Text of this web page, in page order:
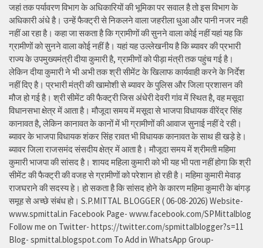
जहां तक पर्यावरण विभाग के अधिकारियों की भूमिका पर सवाल है तो इस विभाग के
अधिकारी अंधे है। उन्हें फैक्ट्री से निकलने वाला जहरीला धुआ और पानी नजर नही
नहीं आ रहा है। कहा जा सकता है कि ग्रामीणों की सुनने वाला कोई नहीं यहां यह कि
ग्रामीणों को सुनने वाला कोई नहीं है। यहां यह उल्लेखनीय है कि ब्यावर की प्रभारी
राज्य के उपमुख्यमंत्री दीया कुमारी है, ग्रामीणों को पीड़ा मंत्री तक पहुंच गई है।
लेकिन दीया कुमारी ने भी अभी तक श्री सीमेंट के खिलाफ कार्यवाही करने के निर्देश
नहीं दिए है। प्रभारी मंत्री की खामोशी से ब्यावर के पुलिस और जिला प्रशासन की
मौज हो गई है। श्री सीमेंट की फैक्ट्री जिस अंधेरी देवरी गांव में स्थित है, वह मसूदा
विधानसभा क्षेत्र में आता है। मौजूदा समय में मसूदा से भाजपा विधायक वीरेंद्र सिंह
कानावत है, लेकिन कानावत के कानों में भी ग्रामीणों की आवाज सुनाई नहीं दे रही।
ब्यावर के भाजपा विधायक शंकर सिंह रावत भी विधायक कानावत के साथ ही खड़े हे।
ब्यावर जिला राजसमंद संसदीय क्षेत्र में आता है। मौजूदा समय में श्रीमती महिमा
कुमारी भाजपा की सांसद है। शायद महिला कुमारी को भी यह भी पता नहीं होगा कि श्री
सीमेंट की फैक्ट्री की वजह से ग्रामीणों को परेशान हो रही है। महिमा कुमारी मेवाड़
राजघराने की सदस्य हे। हो सकता है कि सांसद होने के कारण महिमा कुमारी के बांगड़
समूह से अच्छे संबंध हो। S.P.MITTAL BLOGGER ( 06-08-2026) Website-
www.spmittal.in Facebook Page- www.facebook.com/SPMittalblog
Follow me on Twitter- https://twitter.com/spmittalblogger?s=11
Blog- spmittal.blogspot.com To Add in WhatsApp Group-